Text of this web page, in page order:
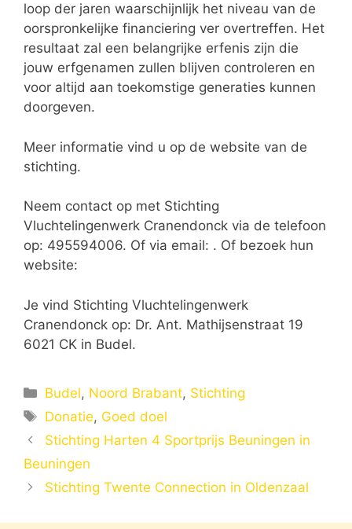
loop der jaren waarschijnlijk het niveau van de
oorspronkelijke financiering ver overtreffen. Het
resultaat zal een belangrijke erfenis zijn die
jouw erfgenamen zullen blijven controleren en
voor altijd aan toekomstige generaties kunnen
doorgeven.
Meer informatie vind u op de website van de
stichting.
Neem contact op met Stichting
Vluchtelingenwerk Cranendonck via de telefoon
op: 495594006. Of via email: . Of bezoek hun
website:
Je vind Stichting Vluchtelingenwerk
Cranendonck op: Dr. Ant. Mathijsenstraat 19
6021 CK in Budel.
Categorieën
Budel, Noord Brabant, Stichting
Tags
Donatie, Goed doel
Stichting Harten 4 Sportprijs Beuningen in
Beuningen
Stichting Twente Connection in Oldenzaal